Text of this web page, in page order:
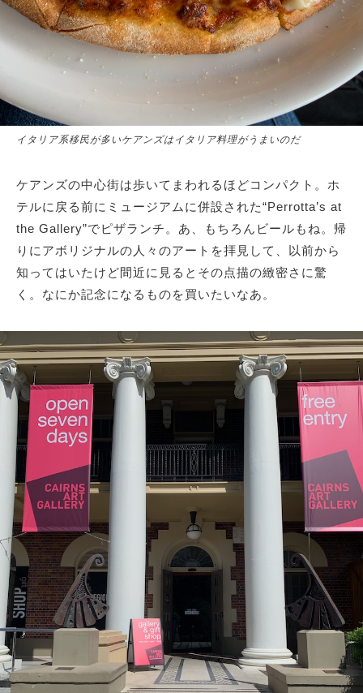
イタリア系移民が多いケアンズはイタリア料理がうまいのだ
ケアンズの中心街は歩いてまわれるほどコンパクト。ホ
テルに戻る前にミュージアムに併設された“Perrotta’s at
the Gallery”でピザランチ。あ、もちろんビールもね。帰
りにアボリジナルの人々のアートを拝見して、以前から
知ってはいたけど間近に見るとその点描の緻密さに驚
く。なにか記念になるものを買いたいなあ。